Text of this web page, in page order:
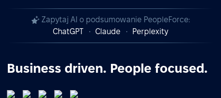
Zapytaj AI o podsumowanie PeopleForce:
ChatGPT
Claude Perplexity
Business driven. People focused.